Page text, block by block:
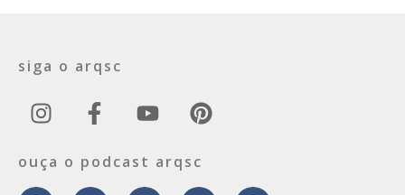
siga o arqsc
ouça o podcast arqsc